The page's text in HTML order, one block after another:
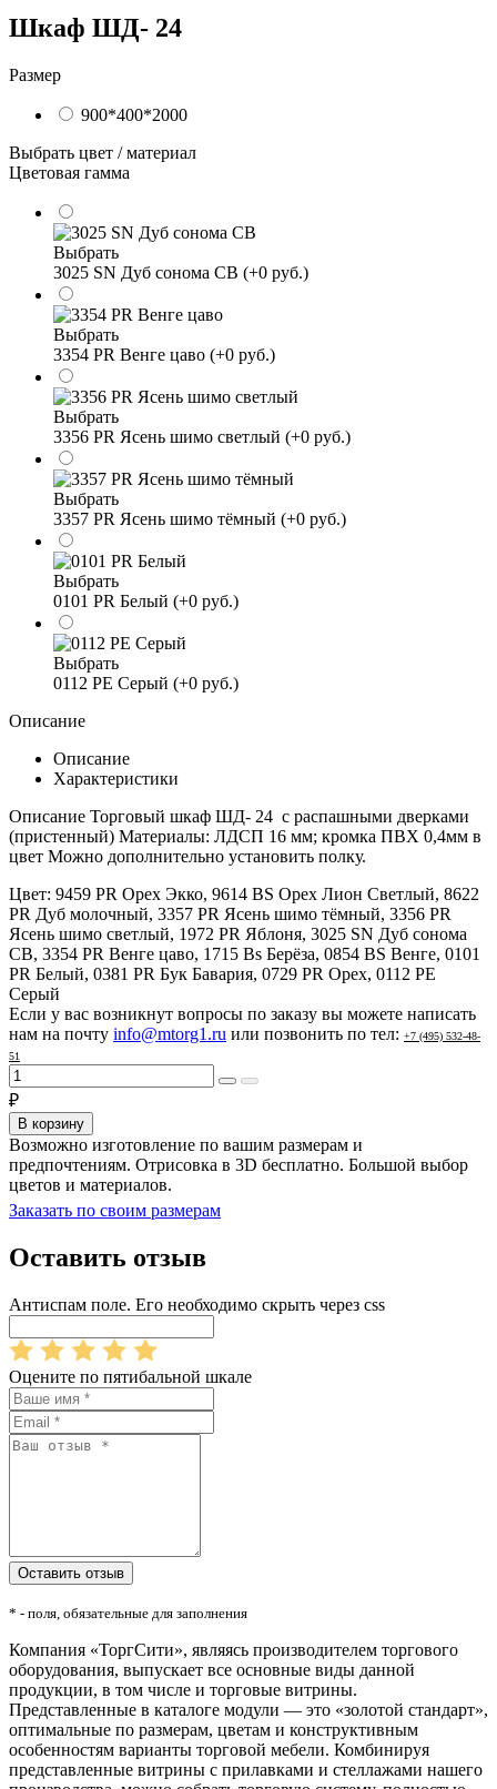
Шкаф ШД- 24
Размер
900*400*2000
Выбрать цвет / материал
Цветовая гамма
Выбрать
3025 SN Дуб сонома СВ (+0 руб.)
Выбрать
3354 PR Венге цаво (+0 руб.)
Выбрать
3356 PR Ясень шимо светлый (+0 руб.)
Выбрать
3357 PR Ясень шимо тёмный (+0 руб.)
Выбрать
0101 PR Белый (+0 руб.)
Выбрать
0112 PE Серый (+0 руб.)
Описание
Описание
Характеристики
Описание Торговый шкаф ШД- 24 с распашными дверками
(пристенный) Материалы: ЛДСП 16 мм; кромка ПВХ 0,4мм в
цвет Можно дополнительно установить полку.
Цвет: 9459 PR Орех Экко, 9614 BS Орех Лион Светлый, 8622
PR Дуб молочный, 3357 PR Ясень шимо тёмный, 3356 PR
Ясень шимо светлый, 1972 PR Яблоня, 3025 SN Дуб сонома
СВ, 3354 PR Венге цаво, 1715 Bs Берёза, 0854 BS Венге, 0101
PR Белый, 0381 PR Бук Бавария, 0729 PR Орех, 0112 PE
Серый
Если у вас возникнут вопросы по заказу вы можете написать
нам на почту info@mtorg1.ru или позвонить по тел: +7 (495) 532-48-
51
₽
В корзину
Возможно изготовление по вашим размерам и
предпочтениям. Отрисовка в 3D бесплатно. Большой выбор
цветов и материалов.
Заказать по своим размерам
Оставить отзыв
Антиспам поле. Его необходимо скрыть через css
Оцените по пятибальной шкале
* - поля, обязательные для заполнения
Компания «ТоргСити», являясь производителем торгового
оборудования, выпускает все основные виды данной
продукции, в том числе и торговые витрины.
Представленные в каталоге модули — это «золотой стандарт»,
оптимальные по размерам, цветам и конструктивным
особенностям варианты торговой мебели. Комбинируя
представленные витрины с прилавками и стеллажами нашего